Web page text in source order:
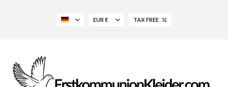
EUR € TAX FREE